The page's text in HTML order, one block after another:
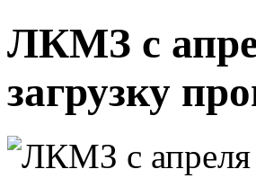
ЛКМЗ с
загрузку